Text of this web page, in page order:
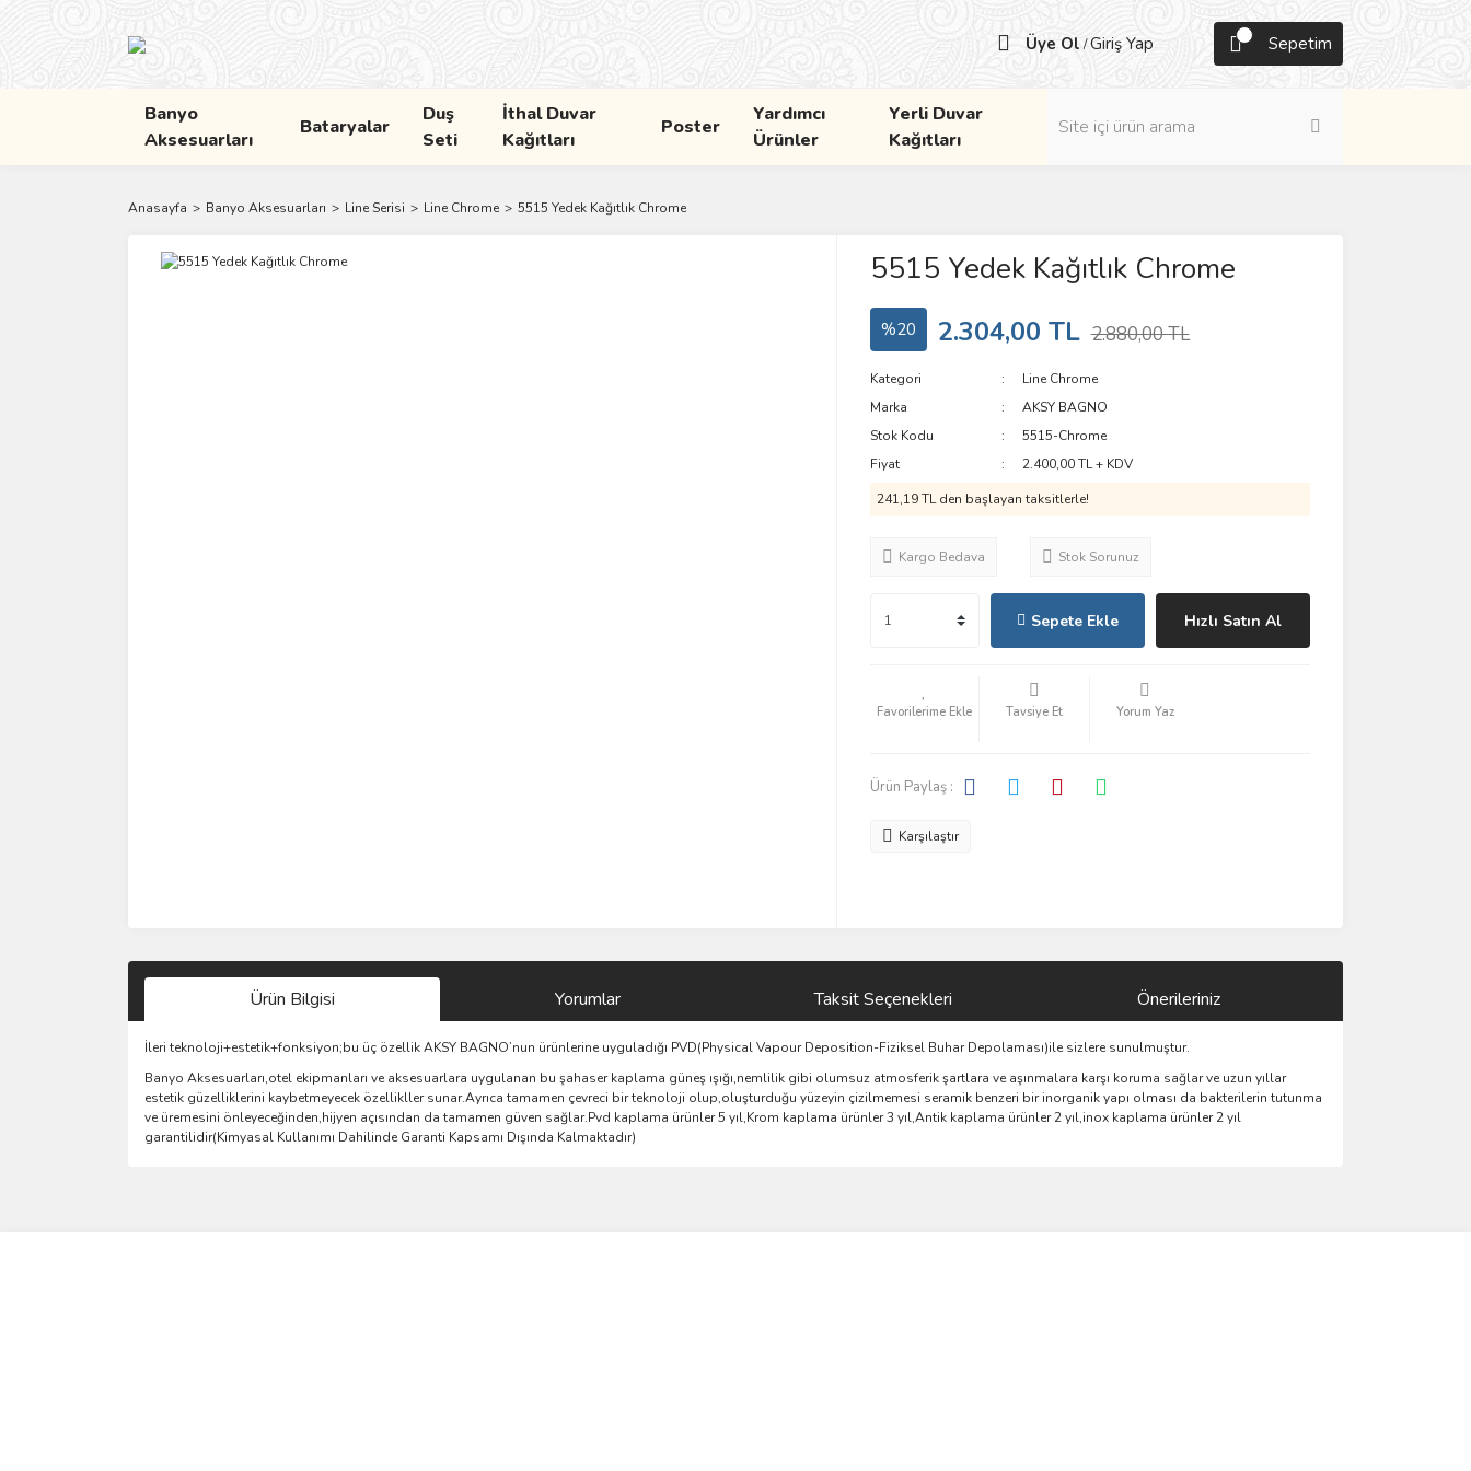
Üye Ol /Giriş Yap Sepetim
Banyo
Aksesuarları
Bataryalar
Duş
Seti
İthal Duvar
Kağıtları
Poster
Yardımcı
Ürünler
Yerli Duvar
Kağıtları
Anasayfa Banyo Aksesuarları Line Serisi Line Chrome 5515 Yedek Kağıtlık Chrome
5515 Yedek Kağıtlık Chrome
%20 2.304,00 TL 2.880,00 TL
Kategori
Line Chrome
Marka
AKSY BAGNO
Stok Kodu
5515-Chrome
Fiyat
2.400,00 TL + KDV
241,19 TL den başlayan taksitlerle!
Kargo Bedava Stok Sorunuz
Sepete Ekle Hızlı Satın Al
Tavsiye Et Yorum Yaz
Ürün Paylaş :
Karşılaştır
Ürün Bilgisi Yorumlar Taksit Seçenekleri Önerileriniz
İleri teknoloji+estetik+fonksiyon;bu üç özellik AKSY BAGNO’nun ürünlerine uyguladığı PVD(Physical Vapour Deposition-Fiziksel Buhar Depolaması)ile sizlere sunulmuştur.
Banyo Aksesuarları,otel ekipmanları ve aksesuarlara uygulanan bu şahaser kaplama güneş ışığı,nemlilik gibi olumsuz atmosferik şartlara ve aşınmalara karşı koruma sağlar ve uzun yıllar
estetik güzelliklerini kaybetmeyecek özellikller sunar.Ayrıca tamamen çevreci bir teknoloji olup,oluşturduğu yüzeyin çizilmemesi seramik benzeri bir inorganik yapı olması da bakterilerin tutunma
ve üremesini önleyeceğinden,hijyen açısından da tamamen güven sağlar.Pvd kaplama ürünler 5 yıl,Krom kaplama ürünler 3 yıl,Antik kaplama ürünler 2 yıl,inox kaplama ürünler 2 yıl
garantilidir(Kimyasal Kullanımı Dahilinde Garanti Kapsamı Dışında Kalmaktadır)